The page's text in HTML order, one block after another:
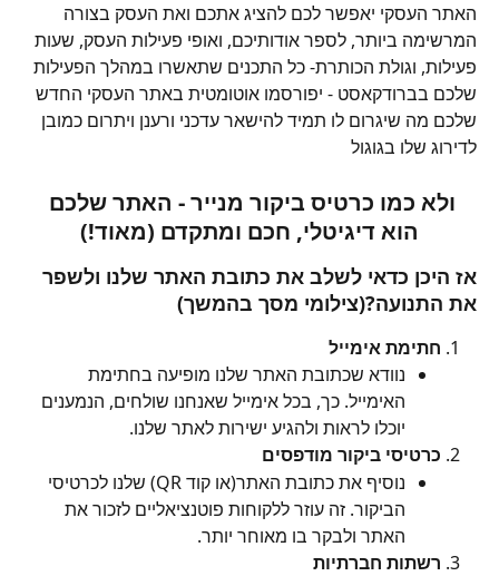
האתר העסקי יאפשר לכם להציג אתכם ואת העסק בצורה
המרשימה ביותר, לספר אודותיכם, ואופי פעילות העסק, שעות
פעילות, וגולת הכותרת- כל התכנים שתאשרו במהלך הפעילות
שלכם בברודקאסט - יפורסמו אוטומטית באתר העסקי החדש
שלכם מה שיגרום לו תמיד להישאר עדכני ורענן ויתרום כמובן
לדירוג שלו בגוגול
ולא כמו כרטיס ביקור מנייר - האתר שלכם
הוא דיגיטלי, חכם ומתקדם (מאוד!)
אז היכן כדאי לשלב את כתובת האתר שלנו ולשפר
את התנועה?(צילומי מסך בהמשך)
חתימת אימייל
נוודא שכתובת האתר שלנו מופיעה בחתימת
האימייל. כך, בכל אימייל שאנחנו שולחים, הנמענים
יוכלו לראות ולהגיע ישירות לאתר שלנו.
כרטיסי ביקור מודפסים
נוסיף את כתובת האתר(או קוד QR) שלנו לכרטיסי
הביקור. זה עוזר ללקוחות פוטנציאליים לזכור את
האתר ולבקר בו מאוחר יותר.
רשתות חברתיות